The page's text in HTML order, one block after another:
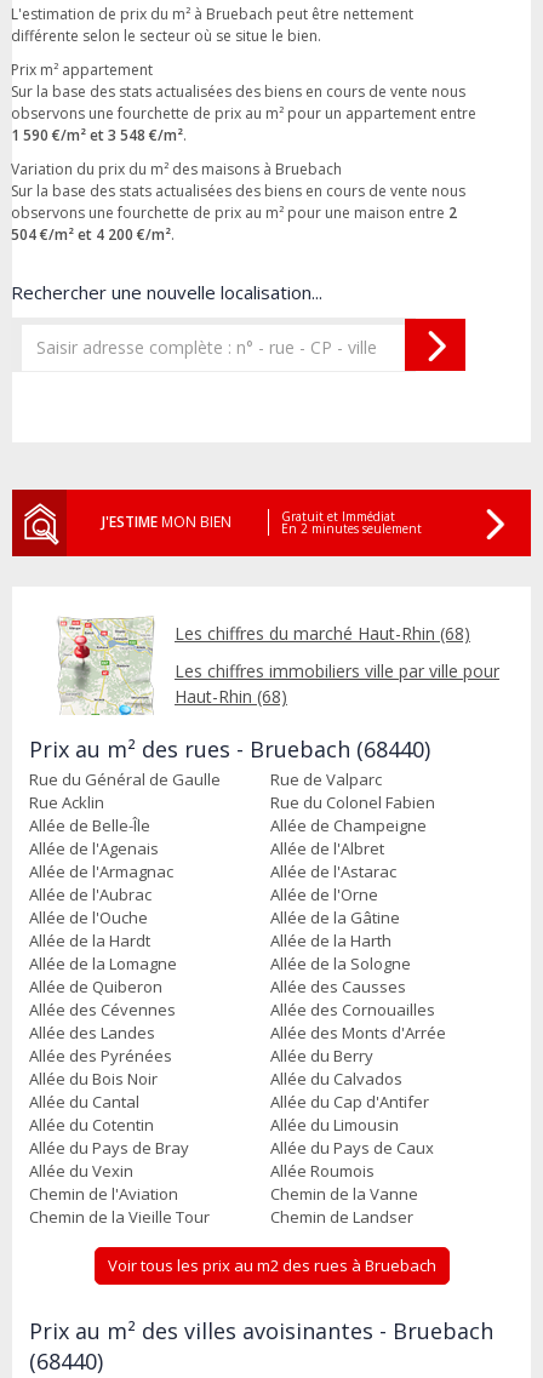
L'estimation de prix du m² à Bruebach peut être nettement
différente selon le secteur où se situe le bien.
Prix m² appartement
Sur la base des stats actualisées des biens en cours de vente nous
observons une fourchette de prix au m² pour un appartement entre
1 590 €/m² et 3 548 €/m².
Variation du prix du m² des maisons à Bruebach
Sur la base des stats actualisées des biens en cours de vente nous
observons une fourchette de prix au m² pour une maison entre 2
504 €/m² et 4 200 €/m².
Rechercher une nouvelle localisation...
J'ESTIMEMON BIEN Gratuit et Immédiat
En 2 minutes seulement
Les chiffres du marché Haut-Rhin (68)
Les chiffres immobiliers ville par ville pour
Haut-Rhin (68)
Prix au m² des rues - Bruebach (68440)
Rue du Général de Gaulle
Rue de Valparc
Rue Acklin
Rue du Colonel Fabien
Allée de Belle-Île
Allée de Champeigne
Allée de l'Agenais
Allée de l'Albret
Allée de l'Armagnac
Allée de l'Astarac
Allée de l'Aubrac
Allée de l'Orne
Allée de l'Ouche
Allée de la Gâtine
Allée de la Hardt
Allée de la Harth
Allée de la Lomagne
Allée de la Sologne
Allée de Quiberon
Allée des Causses
Allée des Cévennes
Allée des Cornouailles
Allée des Landes
Allée des Monts d'Arrée
Allée des Pyrénées
Allée du Berry
Allée du Bois Noir
Allée du Calvados
Allée du Cantal
Allée du Cap d'Antifer
Allée du Cotentin
Allée du Limousin
Allée du Pays de Bray
Allée du Pays de Caux
Allée du Vexin
Allée Roumois
Chemin de l'Aviation
Chemin de la Vanne
Chemin de la Vieille Tour
Chemin de Landser
Voir tous les prix au m2 des rues à Bruebach
Prix au m² des villes avoisinantes - Bruebach
(68440)